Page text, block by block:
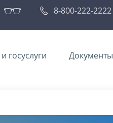
8-800-222-2222
госуслуги Документы